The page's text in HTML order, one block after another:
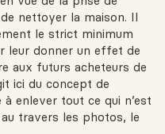
nettoyer la maison. Il
le strict minimum
leur donner un effet de
aux futurs acheteurs de
ici du concept de
enlever tout ce qui n’est
travers les photos, le